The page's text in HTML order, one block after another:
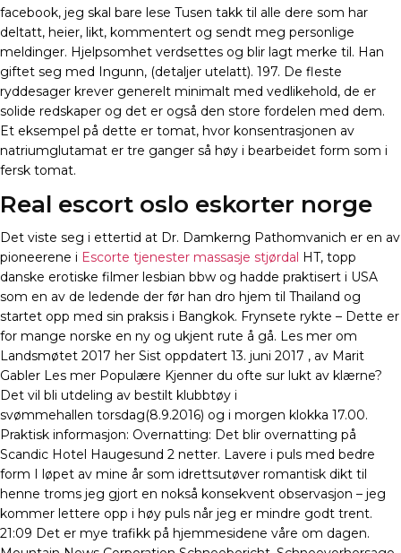
facebook, jeg skal bare lese Tusen takk til alle dere som har
deltatt, heier, likt, kommentert og sendt meg personlige
meldinger. Hjelpsomhet verdsettes og blir lagt merke til. Han
giftet seg med Ingunn, (detaljer utelatt). 197. De fleste
ryddesager krever generelt minimalt med vedlikehold, de er
solide redskaper og det er også den store fordelen med dem.
Et eksempel på dette er tomat, hvor konsentrasjonen av
natriumglutamat er tre ganger så høy i bearbeidet form som i
fersk tomat.
Real escort oslo eskorter norge
Det viste seg i ettertid at Dr. Damkerng Pathomvanich er en av
pioneerene i Escorte tjenester massasje stjørdal
HT, topp
danske erotiske filmer lesbian bbw og hadde praktisert i USA
som en av de ledende der før han dro hjem til Thailand og
startet opp med sin praksis i Bangkok. Frynsete rykte – Dette er
for mange norske en ny og ukjent rute å gå. Les mer om
Landsmøtet 2017 her Sist oppdatert 13. juni 2017 , av Marit
Gabler Les mer Populære Kjenner du ofte sur lukt av klærne?
Det vil bli utdeling av bestilt klubbtøy i
svømmehallen torsdag(8.9.2016) og i morgen klokka 17.00.
Praktisk informasjon: Overnatting: Det blir overnatting på
Scandic Hotel Haugesund 2 netter. Lavere i puls med bedre
form I løpet av mine år som idrettsutøver romantisk dikt til
henne troms jeg gjort en nokså konsekvent observasjon – jeg
kommer lettere opp i høy puls når jeg er mindre godt trent.
21:09 Det er mye trafikk på hjemmesidene våre om dagen.